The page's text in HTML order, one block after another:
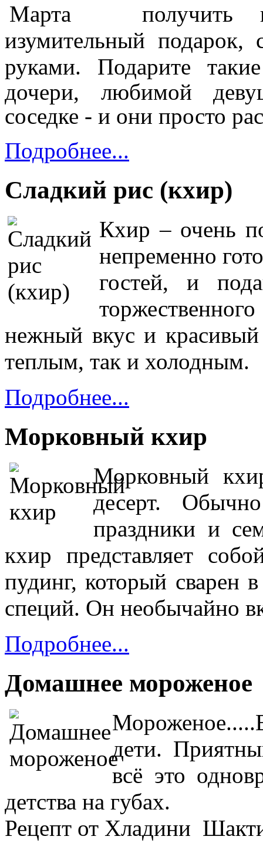
изумительный
руками. Подарите
дочери, любимой
соседке - и они просто
Подробнее...
Сладкий рис (кхир)
Кхир – очень
непременно
гостей, и
нежный вкус и
теплым, так и холодным.
Подробнее...
Морковный кхир
Морковный
десерт.
праздники и
кхир представляет
пудинг,который сварен
специй. Он необычайно
Подробнее...
Домашнее мороженое
дети.
всё это
детства на губах.
Рецепт от Хладини